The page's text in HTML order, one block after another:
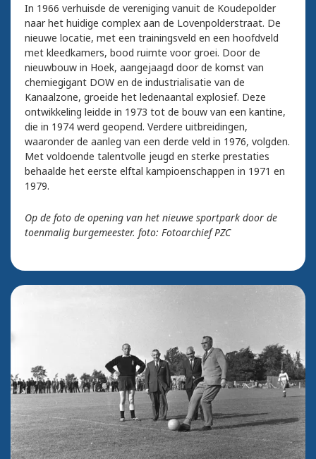
In 1966 verhuisde de vereniging vanuit de Koudepolder
naar het huidige complex aan de Lovenpolderstraat. De
nieuwe locatie, met een trainingsveld en een hoofdveld
met kleedkamers, bood ruimte voor groei. Door de
nieuwbouw in Hoek, aangejaagd door de komst van
chemiegigant DOW en de industrialisatie van de
Kanaalzone, groeide het ledenaantal explosief. Deze
ontwikkeling leidde in 1973 tot de bouw van een kantine,
die in 1974 werd geopend. Verdere uitbreidingen,
waaronder de aanleg van een derde veld in 1976, volgden.
Met voldoende talentvolle jeugd en sterke prestaties
behaalde het eerste elftal kampioenschappen in 1971 en
1979.
Op de foto de opening van het nieuwe sportpark door de
toenmalig burgemeester. foto: Fotoarchief PZC